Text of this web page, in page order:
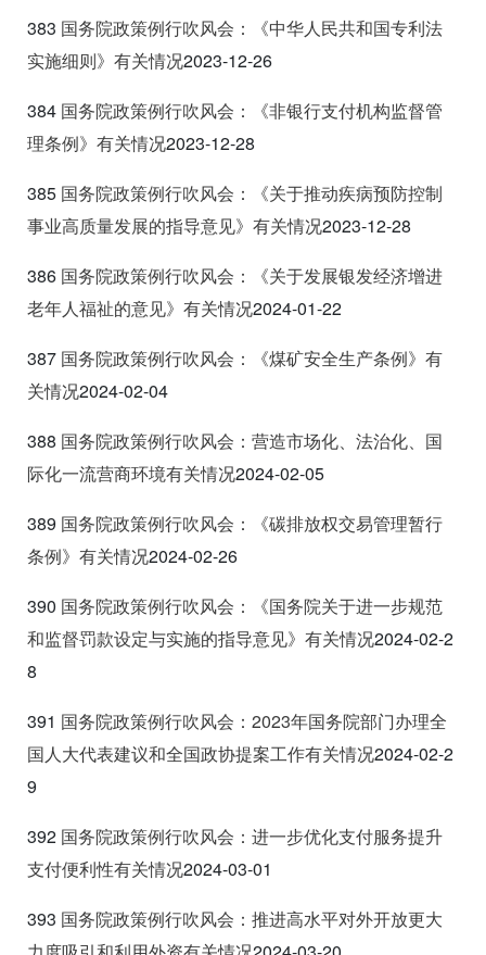
383 国务院政策例行吹风会：《中华人民共和国专利法
实施细则》有关情况2023-12-26
384 国务院政策例行吹风会：《非银行支付机构监督管
理条例》有关情况2023-12-28
385 国务院政策例行吹风会：《关于推动疾病预防控制
事业高质量发展的指导意见》有关情况2023-12-28
386 国务院政策例行吹风会：《关于发展银发经济增进
老年人福祉的意见》有关情况2024-01-22
387 国务院政策例行吹风会：《煤矿安全生产条例》有
关情况2024-02-04
388 国务院政策例行吹风会：营造市场化、法治化、国
际化一流营商环境有关情况2024-02-05
389 国务院政策例行吹风会：《碳排放权交易管理暂行
条例》有关情况2024-02-26
390 国务院政策例行吹风会：《国务院关于进一步规范
和监督罚款设定与实施的指导意见》有关情况2024-02-2
8
391 国务院政策例行吹风会：2023年国务院部门办理全
国人大代表建议和全国政协提案工作有关情况2024-02-2
9
392 国务院政策例行吹风会：进一步优化支付服务提升
支付便利性有关情况2024-03-01
393 国务院政策例行吹风会：推进高水平对外开放更大